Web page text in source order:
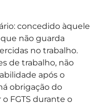
concedido àquele
não guarda
no trabalho.
de trabalho, não
após o
obrigação do
FGTS durante o